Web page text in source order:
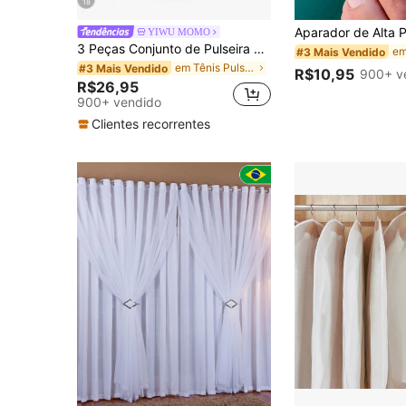
18
YIWU MOMO
3 Peças Conjunto de Pulseira de Tênis Geométrica Redonda e Quadrada de Zircônia Brilhante, Adequada para Uso Diário de Mulheres e Meninas
#3 Mais Vendido em Tênis Pulseiras Femininas
R$26,95
900+ vendido
Clientes recorrentes
#3 Mais Vendido
R$10,95 900+